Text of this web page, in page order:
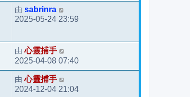
由 sabrinra
2025-05-24 23:59
由心靈捕手
2025-04-08 07:40
由心靈捕手
2024-12-04 21:04